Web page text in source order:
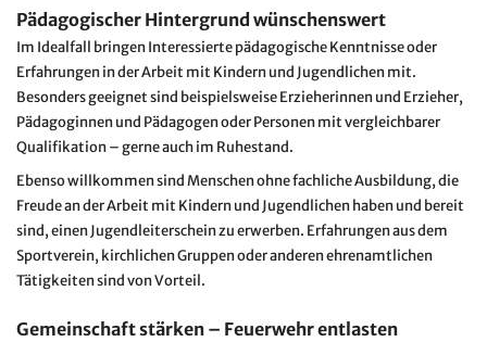
Pädagogischer Hintergrund wünschenswert
Im Idealfall bringen Interessierte pädagogische Kenntnisse oder
Erfahrungen in der Arbeit mit Kindern und Jugendlichen mit.
Besonders geeignet sind beispielsweise Erzieherinnen und Erzieher,
Pädagoginnen und Pädagogen oder Personen mit vergleichbarer
Qualifikation – gerne auch im Ruhestand.
Ebenso willkommen sind Menschen ohne fachliche Ausbildung, die
Freude an der Arbeit mit Kindern und Jugendlichen haben und bereit
sind, einen Jugendleiterschein zu erwerben. Erfahrungen aus dem
Sportverein, kirchlichen Gruppen oder anderen ehrenamtlichen
Tätigkeiten sind von Vorteil.
Gemeinschaft stärken – Feuerwehr entlasten